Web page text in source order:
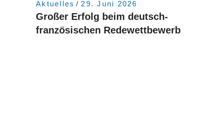
Aktuelles 29. Juni 2026
Großer Erfolg beim deutsch-
französischen Redewettbewerb